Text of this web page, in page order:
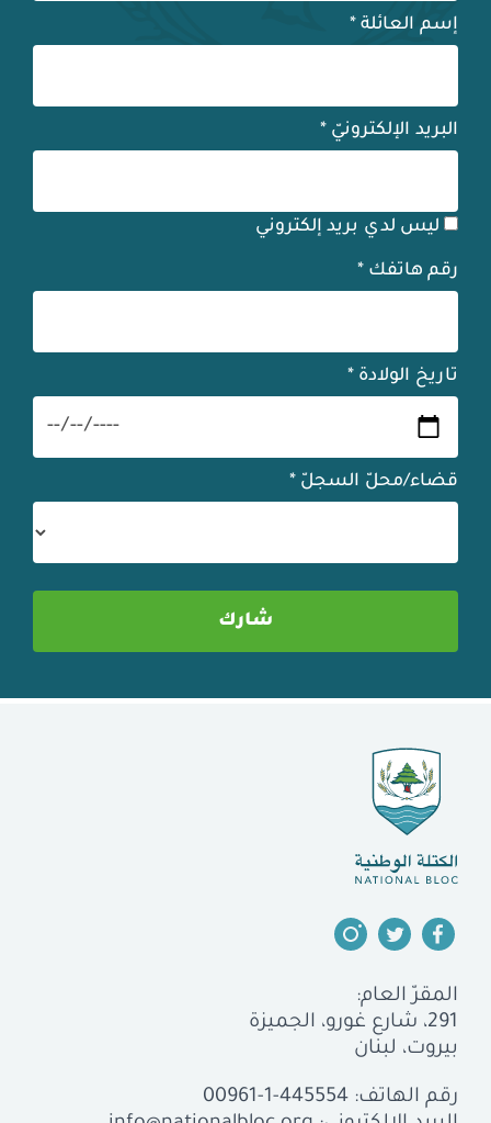
إسم العائلة *
البريد الإلكترونيّ *
ليس لدي بريد إلكتروني
رقم هاتفك *
تاريخ الولادة *
قضاء/محلّ السجلّ *
المقرّ العام:
291، شارع غورو، الجميزة
بيروت، لبنان
رقم الهاتف: 00961-1-445554